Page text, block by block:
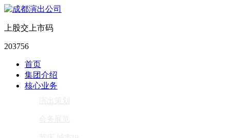
上股交上市码
203756
首页
集团介绍
核心业务